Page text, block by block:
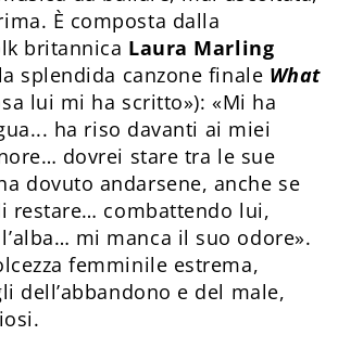
​È composta dalla
britannica Laura Marling
splendida canzone finale What
lui mi ha scritto»): «Mi ha
ha riso davanti ai miei
dovrei stare tra le sue
dovuto andarsene, anche se
restare… combattendo lui,
mi manca il suo odore».
femminile estrema,
dell’abbandono e del male,